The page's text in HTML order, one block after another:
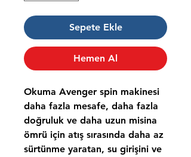
Sepete Ekle
Hemen Al
Okuma Avenger spin makinesi
daha fazla mesafe, daha fazla
doğruluk ve daha uzun misina
ömrü için atış sırasında daha az
sürtünme yaratan, su girişini ve